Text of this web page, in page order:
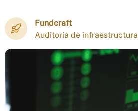
Fundcraft
Auditoría de infraestructura